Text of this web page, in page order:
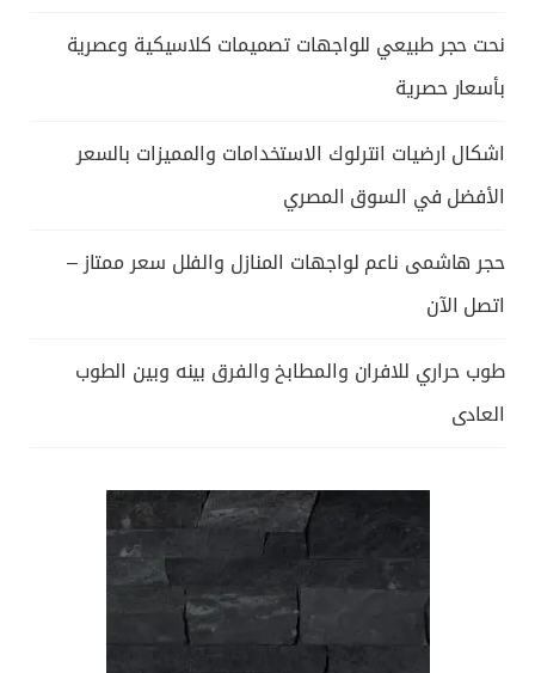
نحت حجر طبيعي للواجهات تصميمات كلاسيكية وعصرية
بأسعار حصرية
اشكال ارضيات انترلوك الاستخدامات والمميزات بالسعر
الأفضل في السوق المصري
حجر هاشمى ناعم لواجهات المنازل والفلل سعر ممتاز –
اتصل الآن
طوب حراري للافران والمطابخ والفرق بينه وبين الطوب
العادى